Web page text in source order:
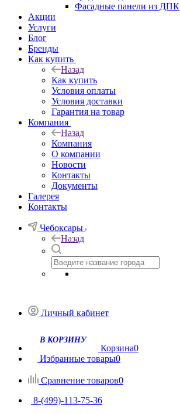
Фасадные панели из ДПК
Акции
Услуги
Блог
Бренды
Как купить
Назад
Как купить
Условия оплаты
Условия доставки
Гарантия на товар
Компания
Назад
Компания
О компании
Новости
Контакты
Документы
Галерея
Контакты
Чебоксары
Назад
Личный кабинет
Корзина0
Избранные товары0
Сравнение товаров0
8-(499)-113-75-36